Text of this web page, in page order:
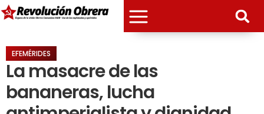
EFEMÉRIDES
La masacre de las
bananeras, lucha